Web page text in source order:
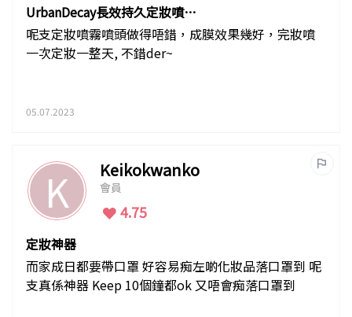
UrbanDecay長效持久定妝噴霧
評評
呢支定妝噴霧噴頭做得唔錯，成膜效果幾好，完妝噴
一次定妝一整天, 不錯der~
05.07.2023
K Keikokwanko
會員
4.75
定妝神器
而家成日都要帶口罩 好容易痴左啲化妝品落口罩到 呢
支真係神器 Keep 10個鐘都ok 又唔會痴落口罩到